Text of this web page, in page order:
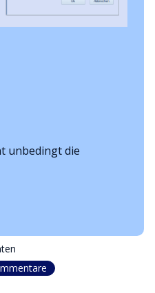
unbedingt die